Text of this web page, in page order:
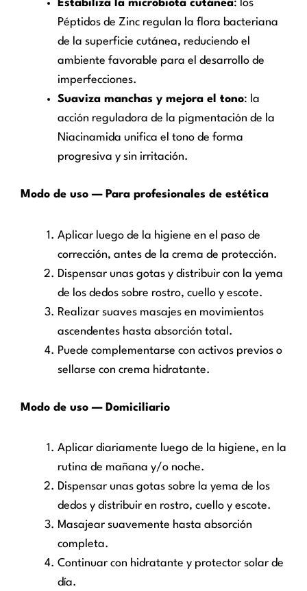
Estabiliza la microbiota cutánea: los
Péptidos de Zinc regulan la flora bacteriana
de la superficie cutánea, reduciendo el
ambiente favorable para el desarrollo de
imperfecciones.
Suaviza manchas y mejora el tono: la
acción reguladora de la pigmentación de la
Niacinamida unifica el tono de forma
progresiva y sin irritación.
Modo de uso — Para profesionales de estética
Aplicar luego de la higiene en el paso de
corrección, antes de la crema de protección.
Dispensar unas gotas y distribuir con la yema
de los dedos sobre rostro, cuello y escote.
Realizar suaves masajes en movimientos
ascendentes hasta absorción total.
Puede complementarse con activos previos o
sellarse con crema hidratante.
Modo de uso — Domiciliario
Aplicar diariamente luego de la higiene, en la
rutina de mañana y/o noche.
Dispensar unas gotas sobre la yema de los
dedos y distribuir en rostro, cuello y escote.
Masajear suavemente hasta absorción
completa.
Continuar con hidratante y protector solar de
día.